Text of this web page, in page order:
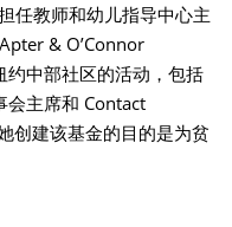
任教师和幼儿指导中心主
& O’Connor
中部社区的活动，包括
会主席和 Contact
创建该基金的目的是为贫